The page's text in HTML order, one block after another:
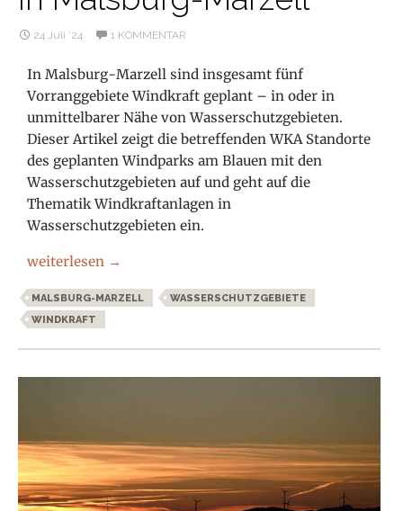
24 Juli ’24 1 KOMMENTAR
In Malsburg-Marzell sind insgesamt fünf
Vorranggebiete Windkraft geplant – in oder in
unmittelbarer Nähe von Wasserschutzgebieten.
Dieser Artikel zeigt die betreffenden WKA Standorte
des geplanten Windparks am Blauen mit den
Wasserschutzgebieten auf und geht auf die
Thematik Windkraftanlagen in
Wasserschutzgebieten ein.
Windkraftanlagen und Wasserschutzgebiete in
weiterlesen →
MALSBURG-MARZELL
WASSERSCHUTZGEBIETE
WINDKRAFT